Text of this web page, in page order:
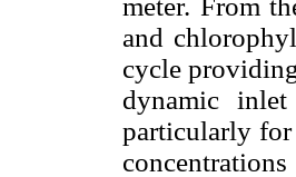
meter. From
and
cycle
dynamic
particularly